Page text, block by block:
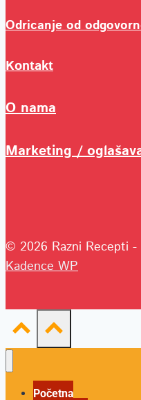
Odricanje od
Kontakt
O nama
Marketing /
© 2026 Razni Recepti -
Kadence WP
Početna